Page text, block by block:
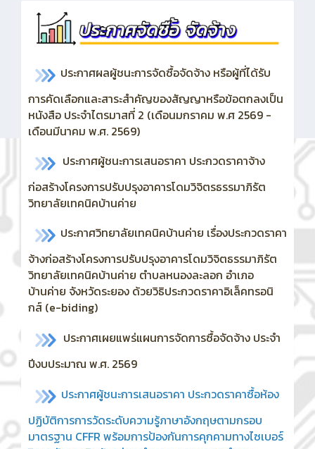
ประกาศผลผู้ชนะการจัดซื้อจัดจ้าง หรือผู้ที่ได้รับ
การคัดเลือกและสาระสำคัญของสัญญาหรือข้อตกลงเป็น
หนังสือ ประจำไตรมาสที่ 2 (เดือนมกราคม พ.ศ 2569 -
เดือนมีนาคม พ.ศ. 2569)
ประกาศผู้ชนะการเสนอราคา ประกวดราคาจ้าง
ก่อสร้างโครงการปรับปรุงอาคารโดมวิจิตรธรรมาภิรัต
วิทยาลัยเทคนิคบ้านค่าย
ประกาศวิทยาลัยเทคนิคบ้านค่าย เรื่องประกวดราคา
จ้างก่อสร้างโครงการปรับปรุงอาคารโดมวิจิตธรรมาภิรัต
วิทยาลัยเทคนิคบ้านค่าย ตำบลหนองละลอก อำเภอ
บ้านค่าย จังหวัดระยอง ด้วยวิธิประกวดราคาอิเล็คทรอนิ
กส์ (e-biding)
ประกาศเผยแพร่แผนการจัดการซื้อจัดจ้าง ประจำ
ปีงบประมาณ พ.ศ. 2569
ประกาศผู้ชนะการเสนอราคา ประกวดราคาซื้อห้อง
ปฏิบัติการการวัดระดับความรู้ภาษาอังกฤษตามกรอบ
มาตรฐาน CFFR พร้อมการป้องกันการคุกคามทางไซเบอร์